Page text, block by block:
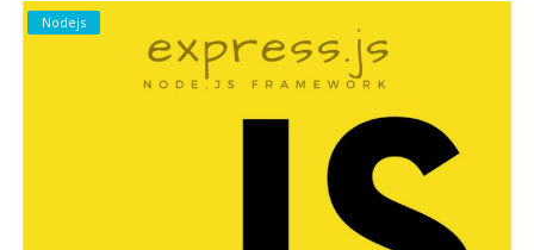
Nodejs